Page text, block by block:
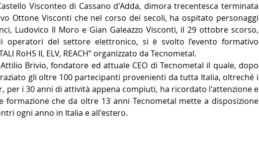
Visconteo di Cassano d'Adda, dimora trecentesca terminata
Ottone Visconti che nel corso dei secoli, ha ospitato personaggi
Ludovico Il Moro e Gian Galeazzo Visconti, il 29 ottobre scorso,
operatori del settore elettronico, si è svolto l’evento formativo
RoHS II, ELV, REACH” organizzato da Tecnometal.
Brivio, fondatore ed attuale CEO di Tecnometal il quale, dopo
gli oltre 100 partecipanti provenienti da tutta Italia, oltreché i
per i 30 anni di attività appena compiuti, ha ricordato l'attenzione e
formazione che da oltre 13 anni Tecnometal mette a disposizione
ogni anno in Italia e all'estero.